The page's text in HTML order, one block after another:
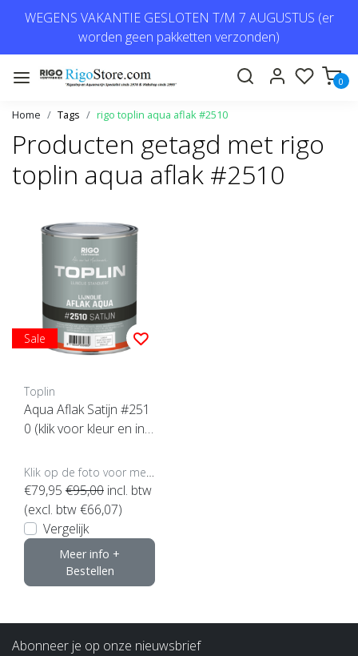
WEGENS VAKANTIE GESLOTEN T/M 7 AUGUSTUS (er
worden geen pakketten verzonden)
0
Home Tags rigo toplin aqua aflak #2510
Producten getagd met rigo
toplin aqua aflak #2510
Sale
Toplin
Aqua Aflak Satijn #251
0 (klik voor kleur en inh
€79,95 €95,00 incl. btw
(excl. btw €66,07)
Vergelijk
Meer info +
Bestellen
Abonneer je op onze nieuwsbrief